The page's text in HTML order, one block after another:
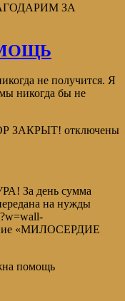
ЗА
не получится. Я
никогда бы не
ЗАКРЫТ! отключены
За день сумма
на нужды
«МИЛОСЕРДИЕ
помощь